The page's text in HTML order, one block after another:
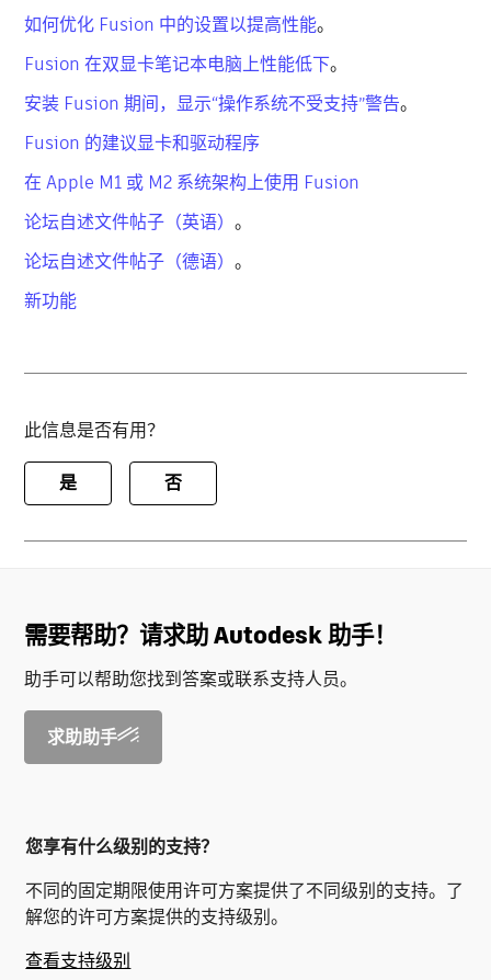
如何优化 Fusion 中的设置以提高性能。
Fusion 在双显卡笔记本电脑上性能低下。
安装 Fusion 期间，显示“操作系统不受支持”警告。
Fusion 的建议显卡和驱动程序
在 Apple M1 或 M2 系统架构上使用 Fusion
论坛自述文件帖子（英语）。
论坛自述文件帖子（德语）。
新功能
此信息是否有用？
是 否
需要帮助？请求助 Autodesk 助手！
助手可以帮助您找到答案或联系支持人员。
求助助手
您享有什么级别的支持？
不同的固定期限使用许可方案提供了不同级别的支持。了
解您的许可方案提供的支持级别。
查看支持级别